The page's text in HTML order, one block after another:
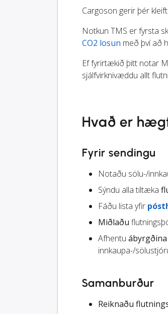
Cargoson gerir þér
Notkun TMS er fyrsta
CO2 losun með því að
Ef fyrirtækið þitt notar
sjálfvirknivæddu allt
Hvað er
Fyrir sendingu
Notaðu sölu-/
Sýndu alla tiltæka
Fáðu lista yfir
Miðlaðu
Afhentu ábyrgðina
innkaupa-/
Samanburður
Reiknaðu